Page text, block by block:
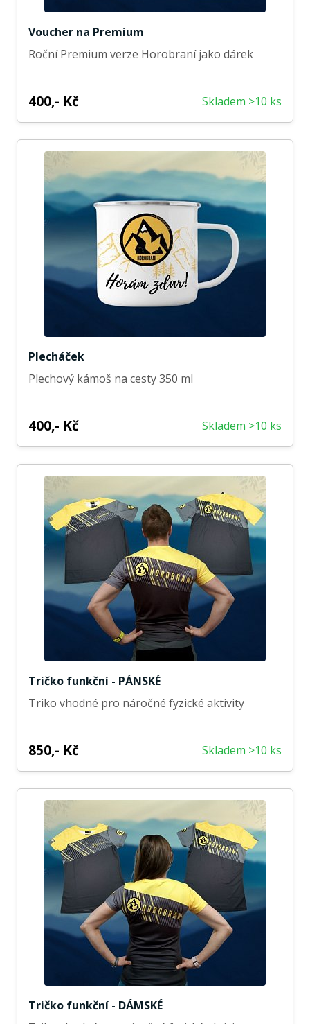
Voucher na Premium
Roční Premium verze Horobraní jako dárek
400,- Kč Skladem >10 ks
Plecháček
Plechový kámoš na cesty 350 ml
400,- Kč Skladem >10 ks
Tričko funkční - PÁNSKÉ
Triko vhodné pro náročné fyzické aktivity
850,- Kč Skladem >10 ks
Tričko funkční - DÁMSKÉ